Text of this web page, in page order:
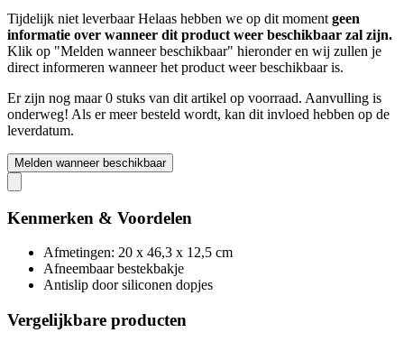
Tijdelijk niet leverbaarHelaas hebben we op dit moment geen
informatie over wanneer dit product weer beschikbaar zal zijn.
Klik op "Melden wanneer beschikbaar" hieronder en wij zullen je
direct informeren wanneer het product weer beschikbaar is.
Er zijn nog maar 0 stuks van dit artikel op voorraad. Aanvulling is
onderweg! Als er meer besteld wordt, kan dit invloed hebben op de
leverdatum.
Melden wanneer beschikbaar
Kenmerken & Voordelen
Afmetingen: 20 x 46,3 x 12,5 cm
Afneembaar bestekbakje
Antislip door siliconen dopjes
Vergelijkbare producten